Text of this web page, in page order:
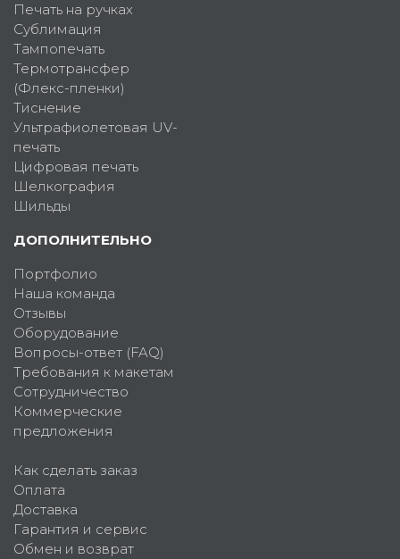
Печать на ручках
Сублимация
Тампопечать
Термотрансфер
(Флекс-пленки)
Тиснение
Ультрафиолетовая UV-
печать
Цифровая печать
Шелкография
Шильды
ДОПОЛНИТЕЛЬНО
Портфолио
Наша команда
Отзывы
Оборудование
Вопросы-ответ (FAQ)
Требования к макетам
Сотрудничество
Коммерческие
предложения
Как сделать заказ
Оплата
Доставка
Гарантия и сервис
Обмен и возврат